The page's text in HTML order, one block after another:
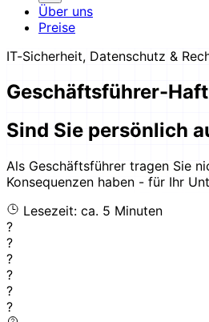
Über uns
Preise
IT-Sicherheit, Datenschutz &
Geschäftsführer-
Sind Sie persönlich
Als Geschäftsführer tragen Sie
Konsequenzen haben - für Ihr
Lesezeit: ca. 5 Minuten
?
?
?
?
?
?